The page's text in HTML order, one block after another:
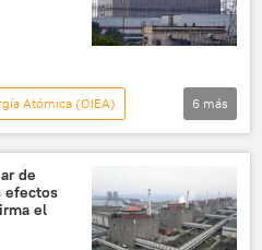
Atómica (OIEA)
Ucrania
📰 Ataques ucranianos a la central nuclear de Zaporozhie
6 más
de
efectos
el